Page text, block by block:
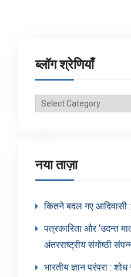
ब्लॉग श्रेणियाँ
ब्लॉग
नया ताज़ा
कितने बदल गए आदिवासी
पत्रकारिता और ‘उदन्त
अंतरराष्ट्रीय संगोष्ठी
भारतीय ज्ञान परंपरा :